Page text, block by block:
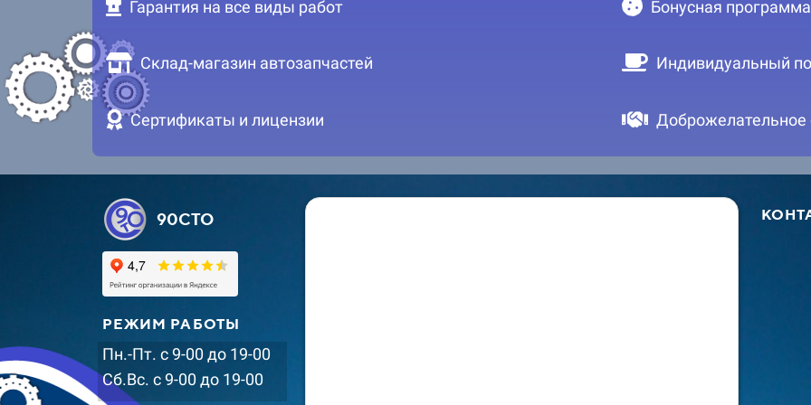
Гарантия на все виды работ
Склад-магазин автозапчастей
Сертификаты и лицензии
Бонусная программа
Индивидуальный
90СТО
РЕЖИМ РАБОТЫ
Пн.-Пт. с 9-00 до 19-00
Сб.Вс. с 9-00 до 19-00